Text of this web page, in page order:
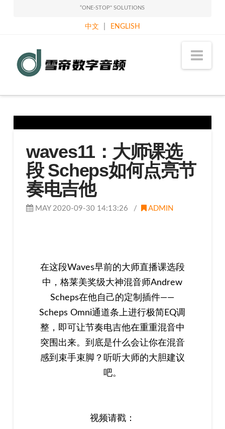
“ONE-STOP" SOLUTIONS
中文 ENGLISH
Sound
Classy
Holdings
Limited
waves11：大师课选
段 Scheps如何点亮节
奏电吉他
MAY 2020-09-30 14:13:26 ADMIN
在这段Waves早前的大师直播课选段
中，格莱美奖级大神混音师Andrew
Scheps在他自己的定制插件——
Scheps Omni通道条上进行极简EQ调
整，即可让节奏电吉他在重重混音中
突围出来。到底是什么会让你在混音
感到束手束脚？听听大师的大胆建议
吧。
视频请戳：